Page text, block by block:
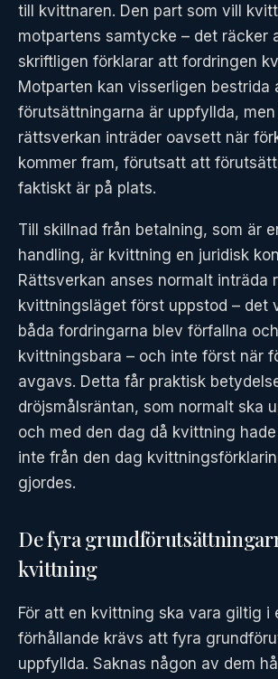
till kvittnaren. Den part som vill
motpartens samtycke – det räcker
skriftligen förklarar att fordringen
Motparten kan visserligen bestrida
förutsättningarna är uppfyllda,
rättsverkan inträder oavsett när
kommer fram, förutsatt att
faktiskt är på plats.
Till skillnad från betalning, som är
handling, är kvittning en juridisk
Rättsverkan anses normalt inträda
kvittningsläget först uppstod – det
båda fordringarna blev förfallna och
kvittningsbara – och inte först när
avgavs. Detta får praktisk
dröjsmålsräntan, som normalt ska
och med den dag då kvittning
inte från den dag
gjordes.
De fyra
kvittning
För att en kvittning ska vara giltig i
förhållande krävs att fyra
uppfyllda. Saknas någon av dem